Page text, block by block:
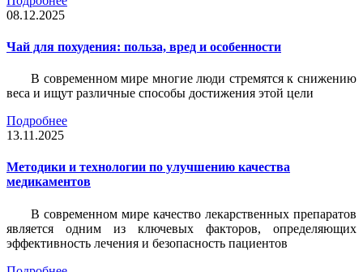
08.12.2025
Чай для похудения: польза, вред и особенности
В современном мире многие люди стремятся к снижению
веса и ищут различные способы достижения этой цели
Подробнее
13.11.2025
Методики и технологии по улучшению качества
медикаментов
В современном мире качество лекарственных препаратов
является одним из ключевых факторов, определяющих
эффективность лечения и безопасность пациентов